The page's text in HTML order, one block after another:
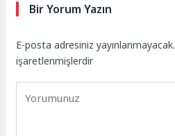
Bir Yorum Yazın
E-posta adresiniz yayınlanmayacak.
işaretlenmişlerdir